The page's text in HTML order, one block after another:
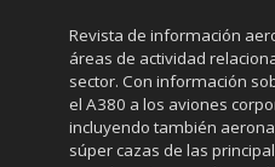
Revista de información
áreas de actividad
sector. Con información
el A380 a los aviones
incluyendo también
súper cazas de las